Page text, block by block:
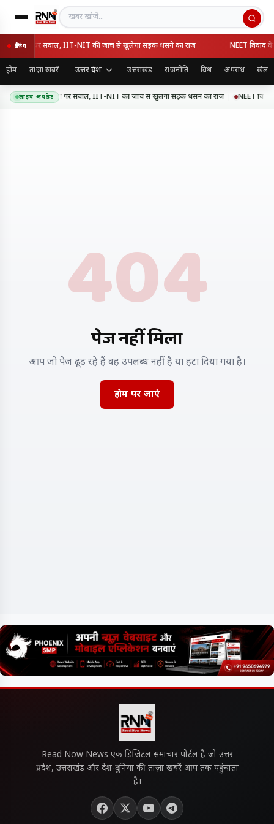
खबर खोजें
ब्रेकिंग
गुणवत्ता पर सवाल, IIT-NIT की जांच से खुलेगा सड़क धंसने का राज NEET विवाद
होम ताज़ा खबरें उत्तर प्रदेश उत्तराखंड राजनीति विश्व अपराध खेल
लाइव अपडेट
की गुणवत्ता पर सवाल, IIT-NIT की जांच से खुलेगा सड़क धंसने का राज NEET विवाद
404
पेज नहीं मिला
आप जो पेज ढूंढ रहे हैं वह उपलब्ध नहीं है या हटा दिया गया है।
होम पर जाएं
Read Now News एक डिजिटल समाचार पोर्टल है जो उत्तर
प्रदेश, उत्तराखंड और देश-दुनिया की ताज़ा खबरें आप तक पहुंचाता
है।